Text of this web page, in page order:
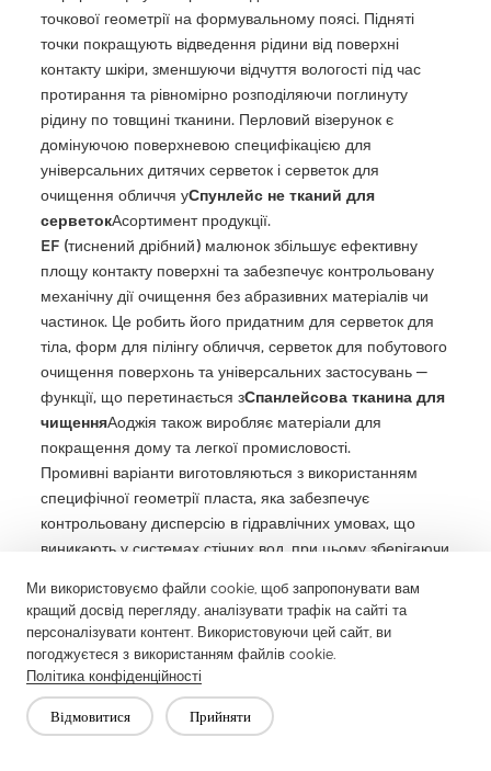
Ми використовуємо файли cookie, щоб запропонувати вам
кращий досвід перегляду, аналізувати трафік на сайті та
персоналізувати контент. Використовуючи цей сайт, ви
погоджуєтеся з використанням файлів cookie.
Політика конфіденційності
Відмовитися Прийняти
точкової геометрії на формувальному поясі. Підняті
точки покращують відведення рідини від поверхні
контакту шкіри, зменшуючи відчуття вологості під час
протирання та рівномірно розподіляючи поглинуту
рідину по товщині тканини. Перловий візерунок є
домінуючою поверхневою специфікацією для
універсальних дитячих серветок і серветок для
очищення обличчя уСпунлейс не тканий для
серветокАсортимент продукції.
EF (тиснений дрібний) малюнок збільшує ефективну
площу контакту поверхні та забезпечує контрольовану
механічну дії очищення без абразивних матеріалів чи
частинок. Це робить його придатним для серветок для
тіла, форм для пілінгу обличчя, серветок для побутового
очищення поверхонь та універсальних застосувань —
функції, що перетинається зСпанлейсова тканина для
чищенняАоджія також виробляє матеріали для
покращення дому та легкої промисловості.
Промивні варіанти виготовляються з використанням
специфічної геометрії пласта, яка забезпечує
контрольовану дисперсію в гідравлічних умовах, що
виникають у системах стічних вод, при цьому зберігаючи
субстрати вЛінійка продуктів серветокрозроблені за
стандартами промивності INDA/EDANA GD4 і повинні
пройти дисперсійне тестування в умовах
репрезентативного циклу промивного потоку, щоб
відповідати вимогам для промивного маркетингу на
регульованих ринках.